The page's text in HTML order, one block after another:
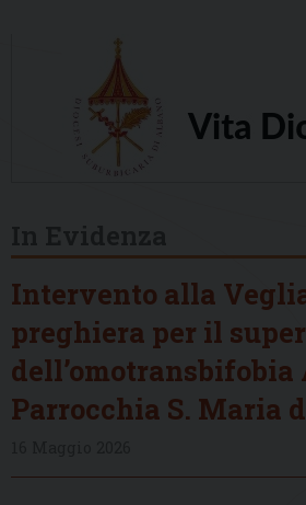
Intervento alla
preghiera per il
dell’omotransbifobia
Parrocchia S. Maria